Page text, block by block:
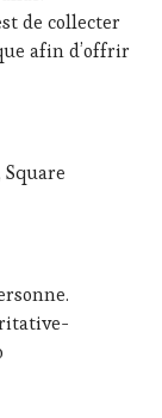
de collecter
afin d’offrir
novembre